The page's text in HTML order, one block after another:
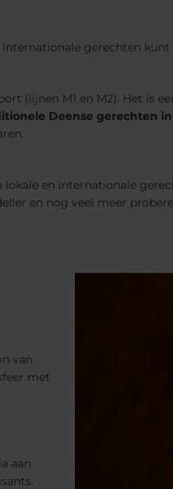
gerechten kunt
(lijnen M1 en M2). Het is
Deense gerechten
en internationale
en nog veel meer
van
met
aan